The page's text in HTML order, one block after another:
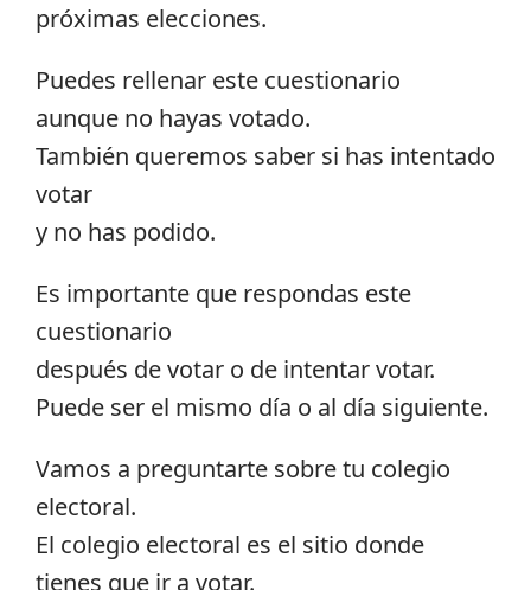
próximas elecciones.
Puedes rellenar este cuestionario
aunque no hayas votado.
También queremos saber si has intentado
votar
y no has podido.
Es importante que respondas este
cuestionario
después de votar o de intentar votar.
Puede ser el mismo día o al día siguiente.
Vamos a preguntarte sobre tu colegio
electoral.
El colegio electoral es el sitio donde
tienes que ir a votar.